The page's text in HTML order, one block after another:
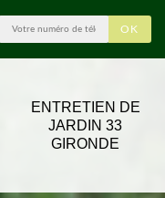
ENTRETIEN DE
JARDIN 33
GIRONDE